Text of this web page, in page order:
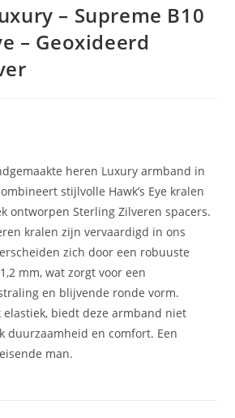
– Supreme B10
– Geoxideerd
heren Luxury armband in
stijlvolle Hawk’s Eye kralen
ontworpen Sterling Zilveren spacers.
kralen zijn vervaardigd in ons
zich door een robuuste
mm, wat zorgt voor een
en blijvende ronde vorm.
elastiek, biedt deze armband niet
duurzaamheid en comfort. Een
man.